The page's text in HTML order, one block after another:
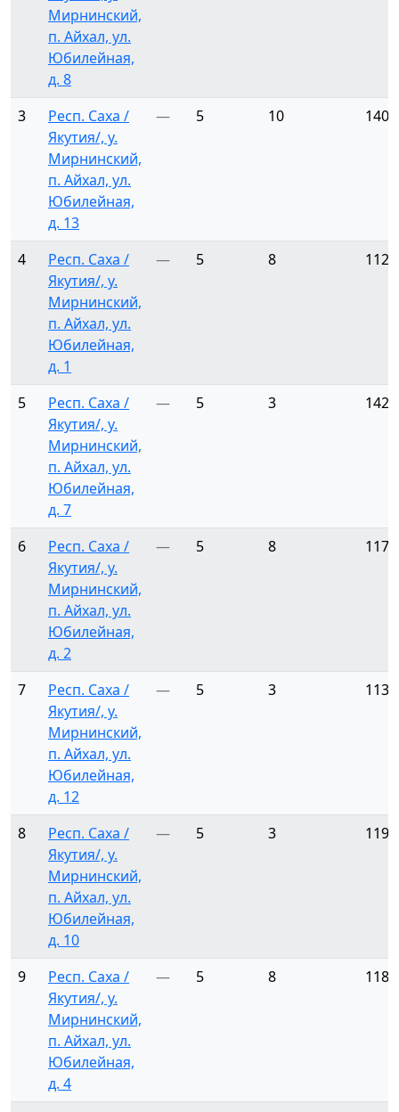
Мирнинский,
п. Айхал, ул.
Юбилейная,
д. 8
3
Респ. Саха /
Якутия/, у.
Мирнинский,
п. Айхал, ул.
Юбилейная,
д. 13
— 5 10 140
4
Респ. Саха /
Якутия/, у.
Мирнинский,
п. Айхал, ул.
Юбилейная,
д. 1
— 5 8 112
5
Респ. Саха /
Якутия/, у.
Мирнинский,
п. Айхал, ул.
Юбилейная,
д. 7
— 5 3 142
6
Респ. Саха /
Якутия/, у.
Мирнинский,
п. Айхал, ул.
Юбилейная,
д. 2
— 5 8 117
7
Респ. Саха /
Якутия/, у.
Мирнинский,
п. Айхал, ул.
Юбилейная,
д. 12
— 5 3 113
8
Респ. Саха /
Якутия/, у.
Мирнинский,
п. Айхал, ул.
Юбилейная,
д. 10
— 5 3 119
9
Респ. Саха /
Якутия/, у.
Мирнинский,
п. Айхал, ул.
Юбилейная,
д. 4
— 5 8 118